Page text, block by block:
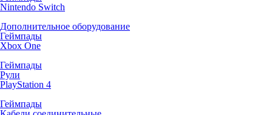
Nintendo Switch
Дополнительное оборудование
Геймпады
Xbox One
Геймпады
Рули
PlayStation 4
Геймпады